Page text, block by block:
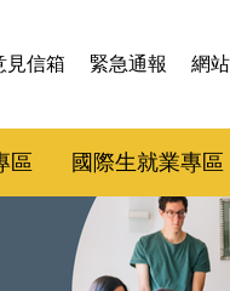
見信箱 緊急通報 網
區 國際生就業專區